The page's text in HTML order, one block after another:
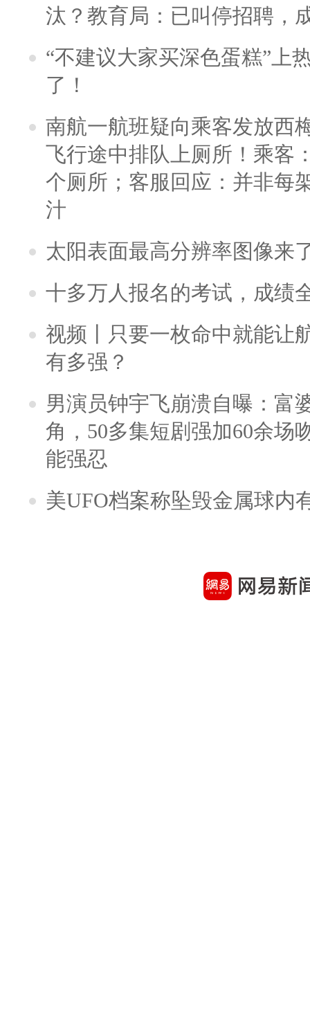
汰？教育局：已叫停招聘，
“不建议大家买深色蛋糕”上
了！
南航一航班疑向乘客发放西
飞行途中排队上厕所！乘客
个厕所；客服回应：并非每
汁
太阳表面最高分辨率图像来
十多万人报名的考试，成绩
视频丨只要一枚命中就能让
有多强？
男演员钟宇飞崩溃自曝：富
角，50多集短剧强加60余场
能强忍
美UFO档案称坠毁金属球内